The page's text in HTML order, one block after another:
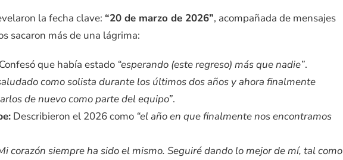
la fecha clave: “20 de marzo de 2026”, acompañada de mensajes
sacaron más de una lágrima:
que había estado “esperando (este regreso) más que nadie”.
como solista durante los últimos dos años y ahora finalmente
de nuevo como parte del equipo”.
Describieron el 2026 como “el año en que finalmente nos encontramos
corazón siempre ha sido el mismo. Seguiré dando lo mejor de mí, tal como